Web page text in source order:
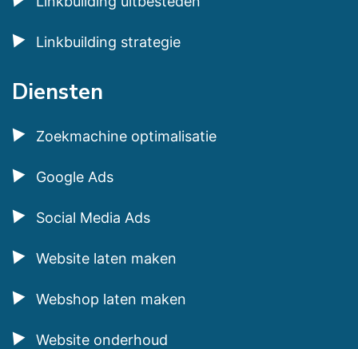
Linkbuilding strategie
Diensten
Zoekmachine optimalisatie
Google Ads
Social Media Ads
Website laten maken
Webshop laten maken
Website onderhoud